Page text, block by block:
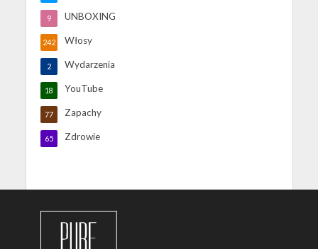
UNBOXING
9
Włosy
242
Wydarzenia
2
YouTube
18
Zapachy
77
Zdrowie
65